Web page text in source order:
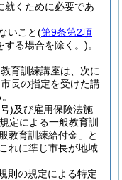
就くために必要であ
いこと(第9条第2項
する場合を除く。)。
育訓練講座は、次に
長の指定を受けた講
)及び雇用保険法施
定による一般教育訓
教育訓練給付金」と
れに準じ市長が地域
則の規定による特定